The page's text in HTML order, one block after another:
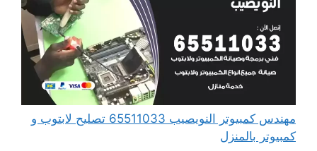
مهندس كمبيوتر النويصيب 65511033 تصليح لابتوب و
كمبيوتر بالمنزل